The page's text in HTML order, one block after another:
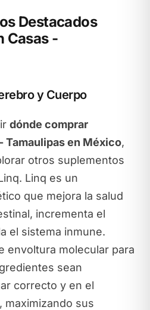
Destacados
Casas -
y Cuerpo
dónde comprar
Tamaulipas en México,
otros suplementos
Linq es un
que mejora la salud
incrementa el
el sistema inmune.
envoltura molecular para
sean
correcto y en el
maximizando sus